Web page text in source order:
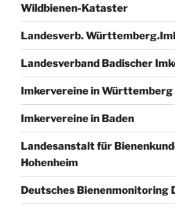
Wildbienen-Kataster
Landesverb.
Landesverband Badischer
Imkervereine in Württemberg
Imkervereine in Baden
Landesanstalt für
Hohenheim
Deutsches Bienenmonitoring